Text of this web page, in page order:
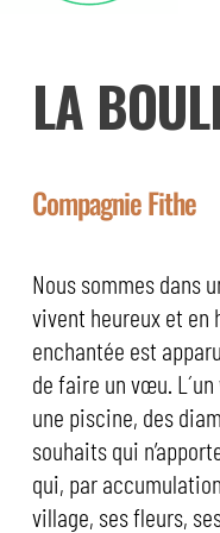
LA
Compagnie Fithe
Nous sommes dans
vivent heureux et en
enchantée est
de faire un vœu.
une piscine, des
souhaits qui
qui, par
village, ses fleurs,